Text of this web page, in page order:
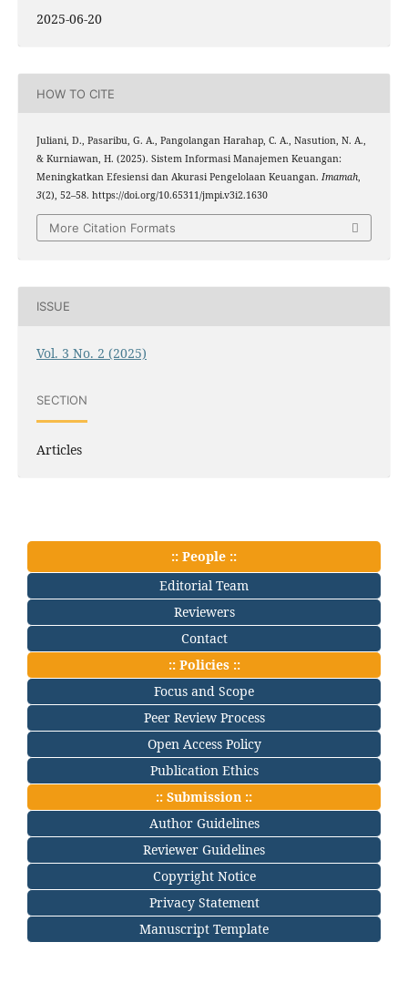
2025-06-20
HOW TO CITE
Juliani, D., Pasaribu, G. A., Pangolangan Harahap, C. A., Nasution, N. A.,
& Kurniawan, H. (2025). Sistem Informasi Manajemen Keuangan:
Meningkatkan Efesiensi dan Akurasi Pengelolaan Keuangan. Imamah,
3(2), 52–58. https://doi.org/10.65311/jmpi.v3i2.1630
More Citation Formats
ISSUE
Vol. 3 No. 2 (2025)
SECTION
Articles
:: People ::
Editorial Team
Reviewers
Contact
:: Policies ::
Focus and Scope
Peer Review Process
Open Access Policy
Publication Ethics
:: Submission ::
Author Guidelines
Reviewer Guidelines
Copyright Notice
Privacy Statement
Manuscript Template